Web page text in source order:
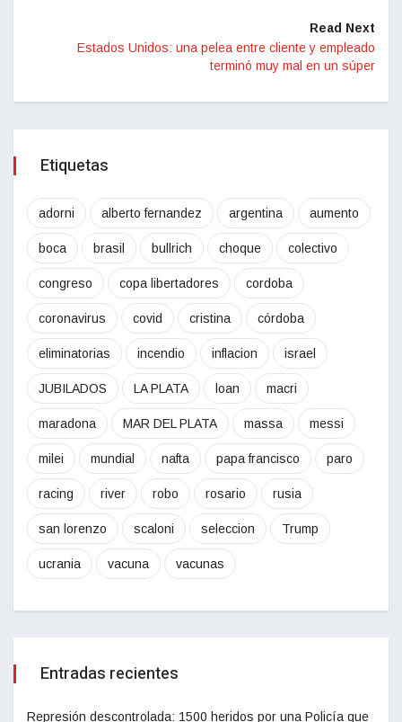
Read Next
Estados Unidos: una pelea entre cliente y empleado
terminó muy mal en un súper
Etiquetas
adorni alberto fernandez argentina aumento
boca brasil bullrich choque colectivo
congreso copa libertadores cordoba
coronavirus covid cristina córdoba
eliminatorias incendio inflacion israel
JUBILADOS LA PLATA loan macri
maradona MAR DEL PLATA massa messi
milei mundial nafta papa francisco paro
racing river robo rosario rusia
san lorenzo scaloni seleccion Trump
ucrania vacuna vacunas
Entradas recientes
Represión descontrolada: 1500 heridos por una Policía que